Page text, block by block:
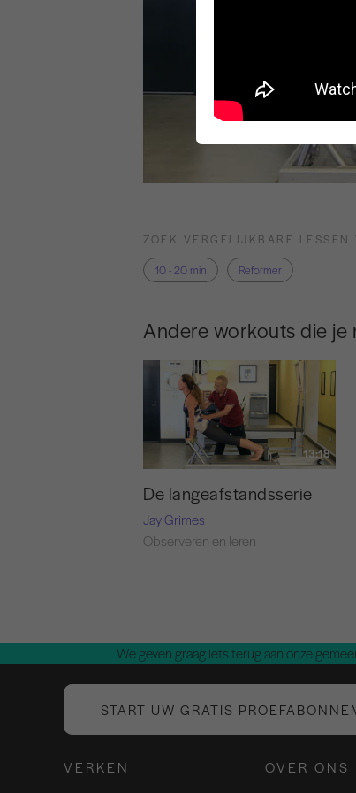
ZOEK VERGELIJKBARE LESSEN
10 - 20 min
Reformer
Andere workouts die je
13:18
De langeafstandsserie
Jay Grimes
Observeren en leren
We geven graag iets terug aan onze
START UW GRATIS
VERKEN OVER ONS